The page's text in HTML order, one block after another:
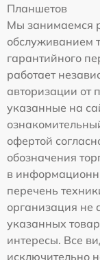
Планшетов
Мы занимаемся
обслуживанием
гарантийного
работает
авторизации от
указанные на
офертой
обозначения
в
перечень
организация
указанных
интересы. Все
исключительно